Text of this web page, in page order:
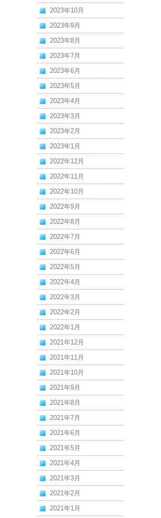
2023年10月
2023年9月
2023年8月
2023年7月
2023年6月
2023年5月
2023年4月
2023年3月
2023年2月
2023年1月
2022年12月
2022年11月
2022年10月
2022年9月
2022年8月
2022年7月
2022年6月
2022年5月
2022年4月
2022年3月
2022年2月
2022年1月
2021年12月
2021年11月
2021年10月
2021年9月
2021年8月
2021年7月
2021年6月
2021年5月
2021年4月
2021年3月
2021年2月
2021年1月